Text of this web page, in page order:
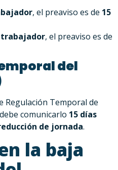
, el preaviso es de 15
trabajador, el preaviso es de
del
Regulación Temporal de
comunicarlo 15 días
de jornada.
la baja